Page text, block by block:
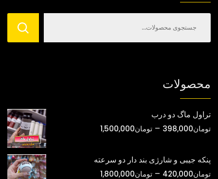
محصولات
تراول ماگ دو درب
تومان398,000
– تومان1,500,000محدوده
پنکه جیبی و شارژی بند دار دو سرعته
تومان420,000
– تومان1,800,000محدوده